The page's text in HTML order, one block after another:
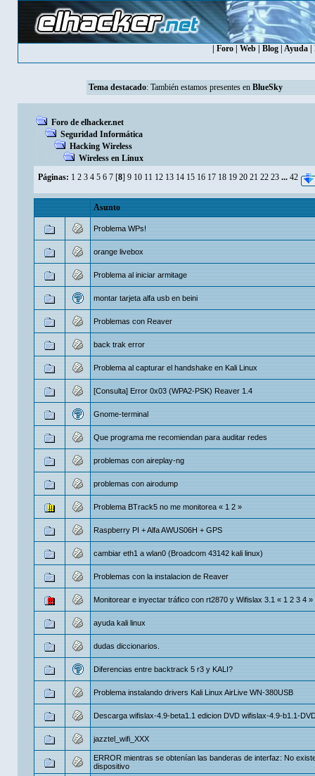
Foro Web Blog Ayuda
Tema destacado: También estamos presentes en BlueSky
Foro de elhacker.net
Seguridad Informática
Hacking Wireless
Wireless en Linux
Páginas: 1 2 3 4 5 6 7 [8] 9 10 11 12 13 14 15 16 17 18 19 20 21 22 23 ... 42
Asunto
Problema WPs!
orange livebox
Problema al iniciar armitage
montar tarjeta alfa usb en beini
Problemas con Reaver
back trak error
Problema al capturar el handshake en Kali Linux
[Consulta] Error 0x03 (WPA2-PSK) Reaver 1.4
Gnome-terminal
Que programa me recomiendan para auditar redes
problemas con aireplay-ng
problemas con airodump
Problema BTrack5 no me monitorea «1 2»
Raspberry PI + Alfa AWUS06H + GPS
cambiar eth1 a wlan0 (Broadcom 43142 kali linux)
Problemas con la instalacion de Reaver
Monitorear e inyectar tráfico con rt2870 y Wifislax 3.1 «1 2 3 4»
ayuda kali linux
dudas diccionarios.
Diferencias entre backtrack 5 r3 y KALI?
Problema instalando drivers Kali Linux AirLive WN-380USB
Descarga wifislax-4.9-beta1.1 edicion DVD wifislax-4.9-b1.1-
jazztel_wifi_XXX
ERROR mientras se obtenían las banderas de interfaz: No
dispositivo